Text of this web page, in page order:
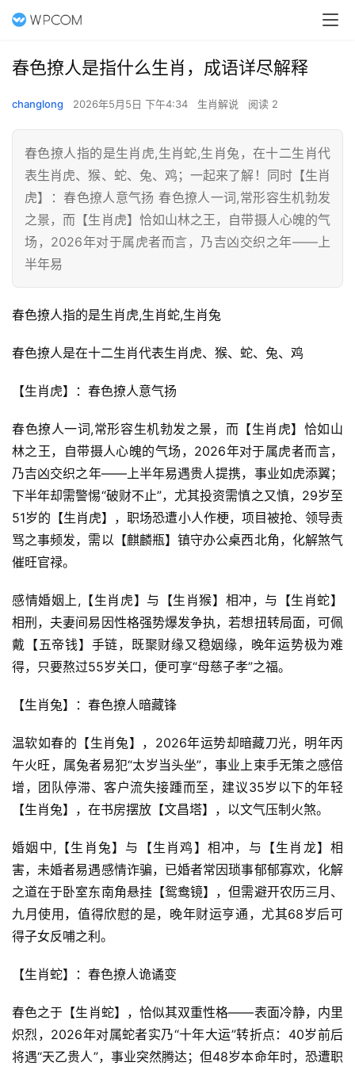
春色撩人是指什么生肖，成语详尽解释
changlong 2026年5月5日 下午4:34 生肖解说 阅读 2
春色撩人指的是生肖虎,生肖蛇,生肖兔，在十二生肖代
表生肖虎、猴、蛇、兔、鸡；一起来了解！同时【生肖
虎】：春色撩人意气扬 春色撩人一词,常形容生机勃发
之景，而【生肖虎】恰如山林之王，自带摄人心魄的气
场，2026年对于属虎者而言，乃吉凶交织之年——上
半年易
春色撩人指的是生肖虎,生肖蛇,生肖兔
春色撩人是在十二生肖代表生肖虎、猴、蛇、兔、鸡
【生肖虎】：春色撩人意气扬
春色撩人一词,常形容生机勃发之景，而【生肖虎】恰如山
林之王，自带摄人心魄的气场，2026年对于属虎者而言，
乃吉凶交织之年——上半年易遇贵人提携，事业如虎添翼；
下半年却需警惕“破财不止”，尤其投资需慎之又慎，29岁至
51岁的【生肖虎】，职场恐遭小人作梗，项目被抢、领导责
骂之事频发，需以【麒麟瓶】镇守办公桌西北角，化解煞气
催旺官禄。
感情婚姻上,【生肖虎】与【生肖猴】相冲，与【生肖蛇】
相刑，夫妻间易因性格强势爆发争执，若想扭转局面，可佩
戴【五帝钱】手链，既聚财缘又稳姻缘，晚年运势极为难
得，只要熬过55岁关口，便可享“母慈子孝”之福。
【生肖兔】：春色撩人暗藏锋
温软如春的【生肖兔】，2026年运势却暗藏刀光，明年丙
午火旺，属兔者易犯“太岁当头坐”，事业上束手无策之感倍
增，团队停滞、客户流失接踵而至，建议35岁以下的年轻
【生肖兔】，在书房摆放【文昌塔】，以文气压制火煞。
婚姻中,【生肖兔】与【生肖鸡】相冲，与【生肖龙】相
害，未婚者易遇感情诈骗，已婚者常因琐事郁郁寡欢，化解
之道在于卧室东南角悬挂【鸳鸯镜】，但需避开农历三月、
九月使用，值得欣慰的是，晚年财运亨通，尤其68岁后可
得子女反哺之利。
【生肖蛇】：春色撩人诡谲变
春色之于【生肖蛇】，恰似其双重性格——表面冷静，内里
炽烈，2026年对属蛇者实乃“十年大运”转折点：40岁前后
将遇“天乙贵人”，事业突然腾达；但48岁本命年时，恐遭职